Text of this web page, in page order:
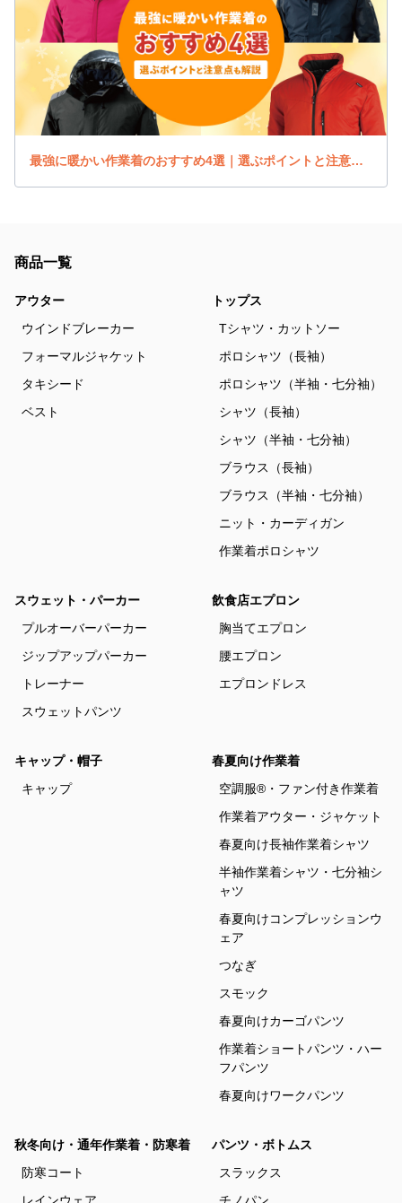
最強に暖かい作業着のおすすめ4選｜選ぶポイントと注意点も解説
商品一覧
アウター
ウインドブレーカー
フォーマルジャケット
タキシード
ベスト
トップス
Tシャツ・カットソー
ポロシャツ（長袖）
ポロシャツ（半袖・七分袖）
シャツ（長袖）
シャツ（半袖・七分袖）
ブラウス（長袖）
ブラウス（半袖・七分袖）
ニット・カーディガン
作業着ポロシャツ
スウェット・パーカー
プルオーバーパーカー
ジップアップパーカー
トレーナー
スウェットパンツ
飲食店エプロン
胸当てエプロン
腰エプロン
エプロンドレス
キャップ・帽子
キャップ
春夏向け作業着
空調服®・ファン付き作業着
作業着アウター・ジャケット
春夏向け長袖作業着シャツ
半袖作業着シャツ・七分袖シ
ャツ
春夏向けコンプレッションウ
ェア
つなぎ
スモック
春夏向けカーゴパンツ
作業着ショートパンツ・ハー
フパンツ
春夏向けワークパンツ
秋冬向け・通年作業着・防寒着
防寒コート
パンツ・ボトムス
スラックス